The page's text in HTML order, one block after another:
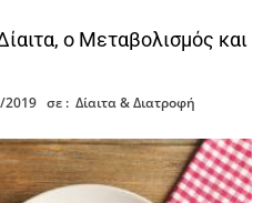
ο Μεταβολισμός και
2019 σε : Δίαιτα & Διατροφή